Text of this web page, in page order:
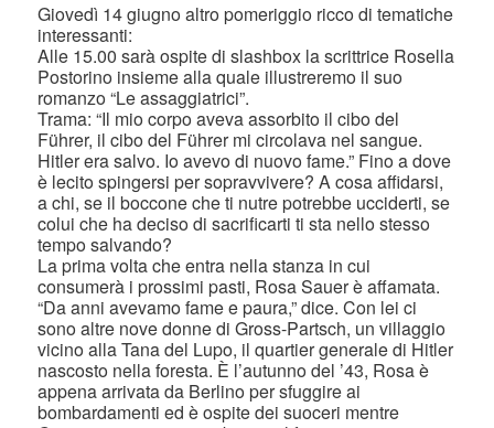
Giovedì 14 giugno altro pomeriggio ricco di tematiche
interessanti:
Alle 15.00 sarà ospite di slashbox la scrittrice Rosella
Postorino insieme alla quale illustreremo il suo
romanzo “Le assaggiatrici”.
Trama: “Il mio corpo aveva assorbito il cibo del
Führer, il cibo del Führer mi circolava nel sangue.
Hitler era salvo. Io avevo di nuovo fame.” Fino a dove
è lecito spingersi per sopravvivere? A cosa affidarsi,
a chi, se il boccone che ti nutre potrebbe ucciderti, se
colui che ha deciso di sacrificarti ti sta nello stesso
tempo salvando?
La prima volta che entra nella stanza in cui
consumerà i prossimi pasti, Rosa Sauer è affamata.
“Da anni avevamo fame e paura,” dice. Con lei ci
sono altre nove donne di Gross-Partsch, un villaggio
vicino alla Tana del Lupo, il quartier generale di Hitler
nascosto nella foresta. È l’autunno del ’43, Rosa è
appena arrivata da Berlino per sfuggire ai
bombardamenti ed è ospite dei suoceri mentre